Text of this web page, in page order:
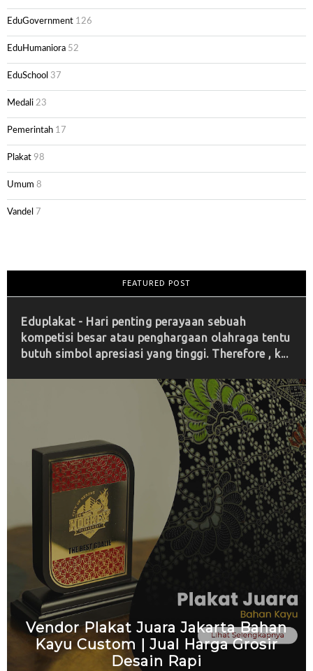
EduGovernment 126
EduHumaniora 52
EduSchool 37
Medali 23
Pemerintah 17
Plakat 98
Umum 8
Vandel 7
FEATURED POST
Vendor Plakat Juara Jakarta Bahan
Kayu Custom | Jual Harga Grosir
Desain Rapi
Eduplakat - Hari penting perayaan sebuah
kompetisi besar atau penghargaan olahraga tentu
butuh simbol apresiasi yang tinggi. Therefore , k...